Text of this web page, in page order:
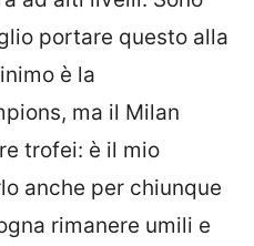
portare questo alla
è la
ma il Milan
trofei: è il mio
anche per chiunque
rimanere umili e